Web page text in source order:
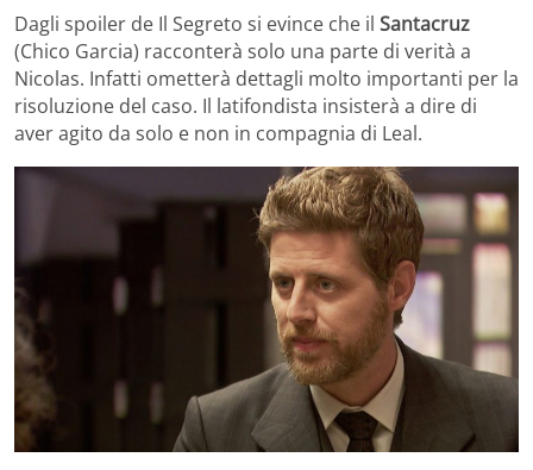
Dagli spoiler de Il Segreto si evince che il Santacruz
(Chico Garcia) racconterà solo una parte di verità a
Nicolas. Infatti ometterà dettagli molto importanti per la
risoluzione del caso. Il latifondista insisterà a dire di
aver agito da solo e non in compagnia di Leal.